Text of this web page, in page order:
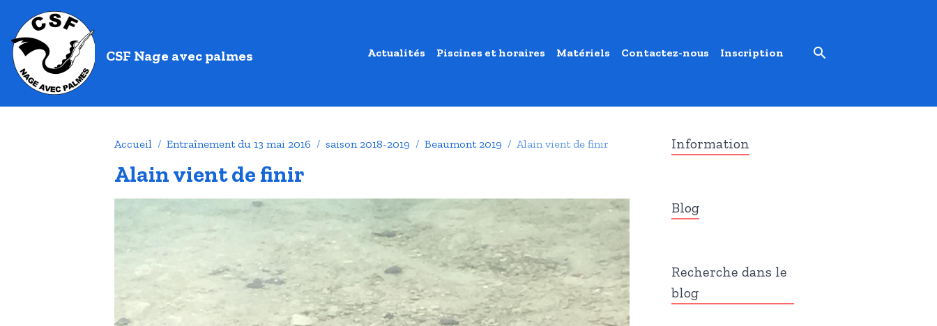
CSF Nage avec palmes Actualités Piscines et horaires Matériels Contactez-nous Inscription
Accueil Entraînement du 13 mai 2016 saison 2018-2019 Beaumont 2019 Alain vient de finir
Alain vient de finir
Information
Blog
Recherche dans le
blog